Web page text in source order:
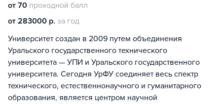
от 70 проходной балл
от 283000 р. за год
Университет создан в 2009 путем объединения
Уральского государственного технического
университета — УПИ и Уральского государственного
университета. Сегодня УрФУ соединяет весь спектр
технического, естественнонаучного и гуманитарного
образования, является центром научной